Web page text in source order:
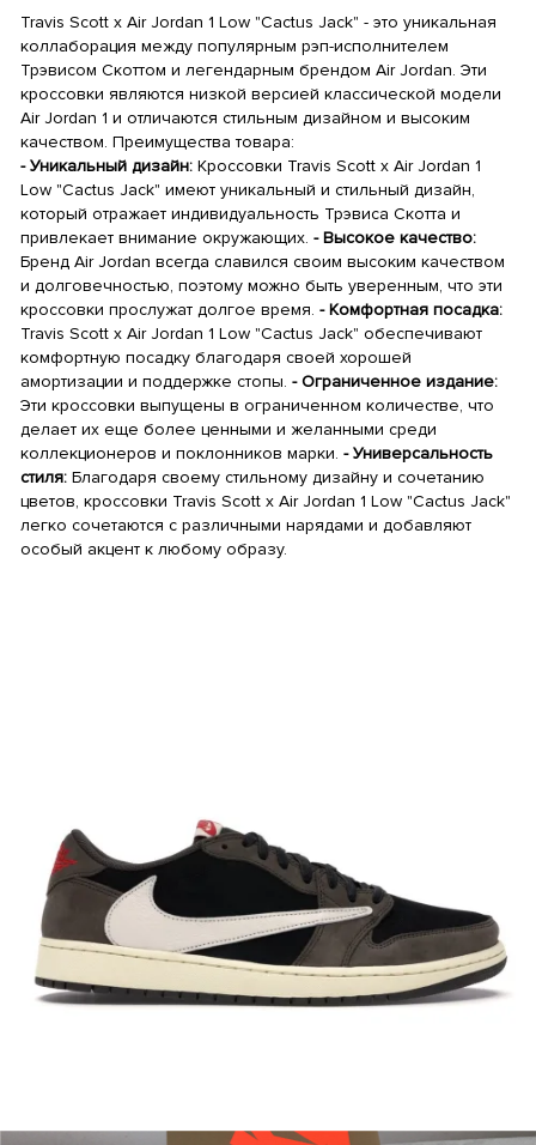
Travis Scott x Air Jordan 1 Low "Cactus Jack" - это уникальная
коллаборация между популярным рэп-исполнителем
Трэвисом Скоттом и легендарным брендом Air Jordan. Эти
кроссовки являются низкой версией классической модели
Air Jordan 1 и отличаются стильным дизайном и высоким
качеством. Преимущества товара:
- Уникальный дизайн: Кроссовки Travis Scott x Air Jordan 1
Low "Cactus Jack" имеют уникальный и стильный дизайн,
который отражает индивидуальность Трэвиса Скотта и
привлекает внимание окружающих. - Высокое качество:
Бренд Air Jordan всегда славился своим высоким качеством
и долговечностью, поэтому можно быть уверенным, что эти
кроссовки прослужат долгое время. - Комфортная посадка:
Travis Scott x Air Jordan 1 Low "Cactus Jack" обеспечивают
комфортную посадку благодаря своей хорошей
амортизации и поддержке стопы. - Ограниченное издание:
Эти кроссовки выпущены в ограниченном количестве, что
делает их еще более ценными и желанными среди
коллекционеров и поклонников марки. - Универсальность
стиля: Благодаря своему стильному дизайну и сочетанию
цветов, кроссовки Travis Scott x Air Jordan 1 Low "Cactus Jack"
легко сочетаются с различными нарядами и добавляют
особый акцент к любому образу.